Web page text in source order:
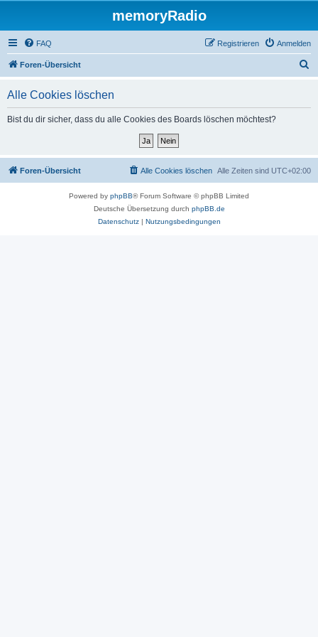
memoryRadio
FAQ Anmelden
Registrieren
Foren-Übersicht
Alle Cookies löschen
Bist du dir sicher, dass du alle Cookies des Boards löschen möchtest?
Foren-Übersicht Alle Zeiten sind UTC+02:00
Alle Cookies löschen
Powered by phpBB® Forum Software © phpBB Limited
Deutsche Übersetzung durch phpBB.de
Datenschutz| Nutzungsbedingungen